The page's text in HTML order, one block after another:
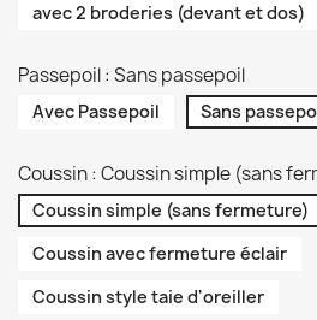
avec 2 broderies (devant et dos)
Passepoil : Sans passepoil
Avec Passepoil Sans
Coussin : Coussin simple (sans
Coussin simple (sans fermeture)
Coussin avec fermeture éclair
Coussin style taie d'oreiller